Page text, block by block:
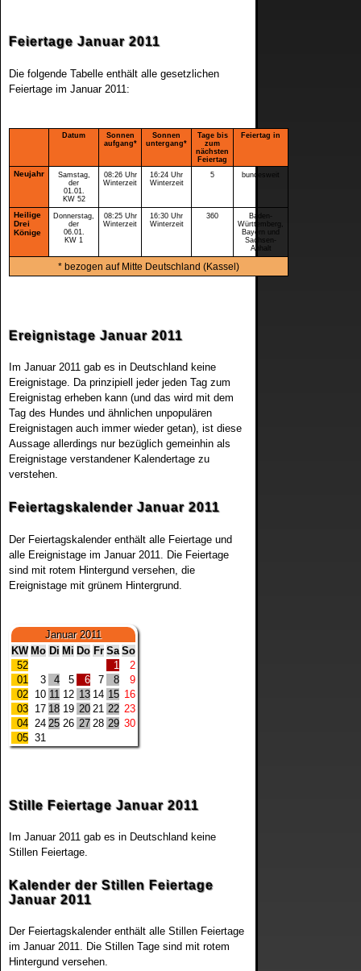
2014
2015
Feiertage Januar 2011
Die folgende Tabelle enthält alle gesetzlichen
Feiertage im Januar 2011:
Datum
Sonnen
aufgang*
Sonnen
untergang*
Tage bis
zum
nächsten
Feiertag
Feiertag in
Neujahr
Samstag,
der
01.01.
KW 52
08:26 Uhr
Winterzeit
16:24 Uhr
Winterzeit
5 bundesweit
Heilige
Drei
Könige
Donnerstag,
der
06.01.
KW 1
08:25 Uhr
Winterzeit
16:30 Uhr
Winterzeit
360
Baden-
Württemberg,
Bayern und
Sachsen-
Anhalt
* bezogen auf Mitte Deutschland (Kassel)
Ereignistage Januar 2011
Im Januar 2011 gab es in Deutschland keine
Ereignistage. Da prinzipiell jeder jeden Tag zum
Ereignistag erheben kann (und das wird mit dem
Tag des Hundes und ähnlichen unpopulären
Ereignistagen auch immer wieder getan), ist diese
Aussage allerdings nur bezüglich gemeinhin als
Ereignistage verstandener Kalendertage zu
verstehen.
Feiertagskalender Januar 2011
Der Feiertagskalender enthält alle Feiertage und
alle Ereignistage im Januar 2011. Die Feiertage
sind mit rotem Hintergund versehen, die
Ereignistage mit grünem Hintergrund.
Januar 2011
KW Mo Di Mi Do Fr Sa So
52
1
2
01
3 4 5 6 7 8
9
02 10 11 12 13 14 15 16
03 17 18 19 20 21 22 23
04 24 25 26 27 28 29 30
05 31
Stille Feiertage Januar 2011
Im Januar 2011 gab es in Deutschland keine
Stillen Feiertage.
Kalender der Stillen Feiertage
Januar 2011
Der Feiertagskalender enthält alle Stillen Feiertage
im Januar 2011. Die Stillen Tage sind mit rotem
Hintergund versehen.